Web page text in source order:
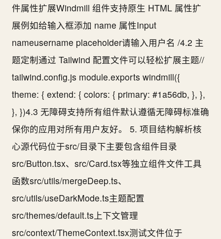
件属性扩展Windmill 组件支持原生 HTML 属性扩
展例如给输入框添加 name 属性Input
nameusername placeholder请输入用户名 /4.2 主
题定制通过 Tailwind 配置文件可以轻松扩展主题//
tailwind.config.js module.exports windmill({
theme: { extend: { colors: { primary: #1a56db, }, },
}, })4.3 无障碍支持所有组件默认遵循无障碍标准确
保你的应用对所有用户友好。 5. 项目结构解析核
心源代码位于src/目录下主要包含组件目录
src/Button.tsx、src/Card.tsx等独立组件文件工具
函数src/utils/mergeDeep.ts、
src/utils/useDarkMode.ts主题配置
src/themes/default.ts上下文管理
src/context/ThemeContext.tsx测试文件位于